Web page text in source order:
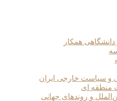
همکار
و سیاست خارجی ایران
منطقه ای
و روندهای جهانی